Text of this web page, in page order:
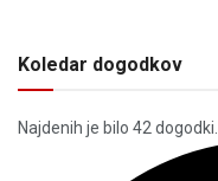
Koledar dogodkov
Najdenih je bilo 42 dogodki.